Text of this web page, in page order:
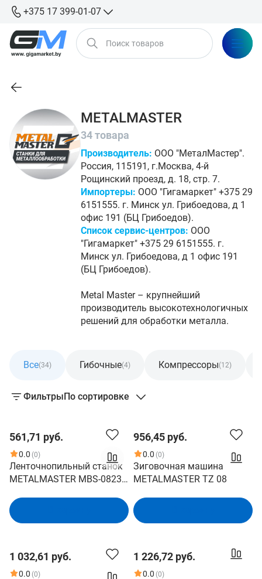
+375 17 399-01-07
METALMASTER
34 товара
Производитель: ООО "МеталМастер".
Россия, 115191, г.Москва, 4-й
Рощинский проезд, д. 18, стр. 7.
Импортеры: ООО "Гигамаркет" +375 29
6151555. г. Минск ул. Грибоедова, д 1
офис 191 (БЦ Грибоедов).
Список сервис-центров: ООО
"Гигамаркет" +375 29 6151555. г.
Минск ул. Грибоедова, д 1 офис 191
(БЦ Грибоедов).
Metal Master – крупнейший
производитель высокотехнологичных
решений для обработки металла.
Все(34) Гибочные(4) Компрессоры(12)
ФильтрыПо сортировке
561,71 руб.
0.0 (0)
Ленточнопильный станок
METALMASTER MBS-0823
956,45 руб.
0.0 (0)
Зиговочная машина
METALMASTER TZ 08
1 032,61 руб.
0.0 (0)
1 226,72 руб.
0.0 (0)